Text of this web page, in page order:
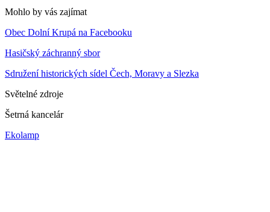
Mohlo by vás zajímat
Obec Dolní Krupá na Facebooku
Hasičský záchranný sbor
Sdružení historických sídel Čech, Moravy a Slezka
Světelné zdroje
Šetrná kancelár
Ekolamp